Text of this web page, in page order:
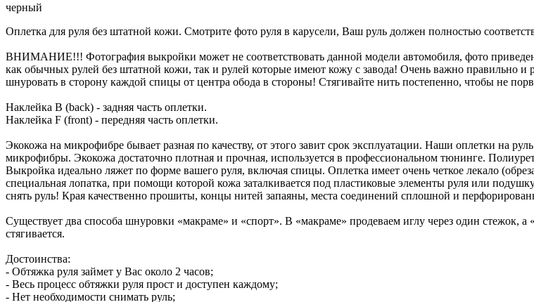
черный
Оплетка для руля без штатной кожи. Смотрите фото руля в карусели, Ваш руль должен полностью
ВНИМАНИЕ!!! Фотография выкройки может не соответствовать данной модели автомобиля, фото
как обычных рулей без штатной кожи, так и рулей которые имеют кожу с завода! Очень важно правильно и
шнуровать в сторону каждой спицы от центра обода в стороны! Стягивайте нить постепенно, чтобы не
Наклейка B (back) - задняя часть оплетки.
Наклейка F (front) - передняя часть оплетки.
Экокожа на микрофибре бывает разная по качеству, от этого завит срок эксплуатации. Наши оплетки на
микрофибры. Экокожа достаточно плотная и прочная, используется в профессиональном тюнинге.
Выкройка идеально ляжет по форме вашего руля, включая спицы. Оплетка имеет очень четкое лекало
специальная лопатка, при помощи которой кожа заталкивается под пластиковые элементы руля или
снять руль! Края качественно прошиты, концы нитей запаяны, места соединений сплошной и
Существует два способа шнуровки «макраме» и «спорт». В «макраме» продеваем иглу через один стежок,
стягивается.
Достоинства:
- Обтяжка руля займет у Вас около 2 часов;
- Весь процесс обтяжки руля прост и доступен каждому;
- Нет необходимости снимать руль;